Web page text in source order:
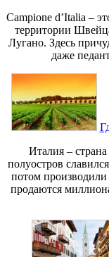
Campione d’Italia –
территории
Лугано. Здесь
даже
Италия –
полуостров
потом
продаются